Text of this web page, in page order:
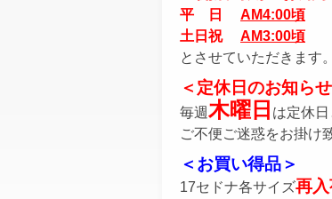
平 日 AM4:00頃
土日祝 AM3:00頃
とさせていただきます。
＜定休日のお知ら
毎週木曜日 は定休日
ご不便ご迷惑をお掛け
＜お買い得品＞
17セドナ各サイズ再入